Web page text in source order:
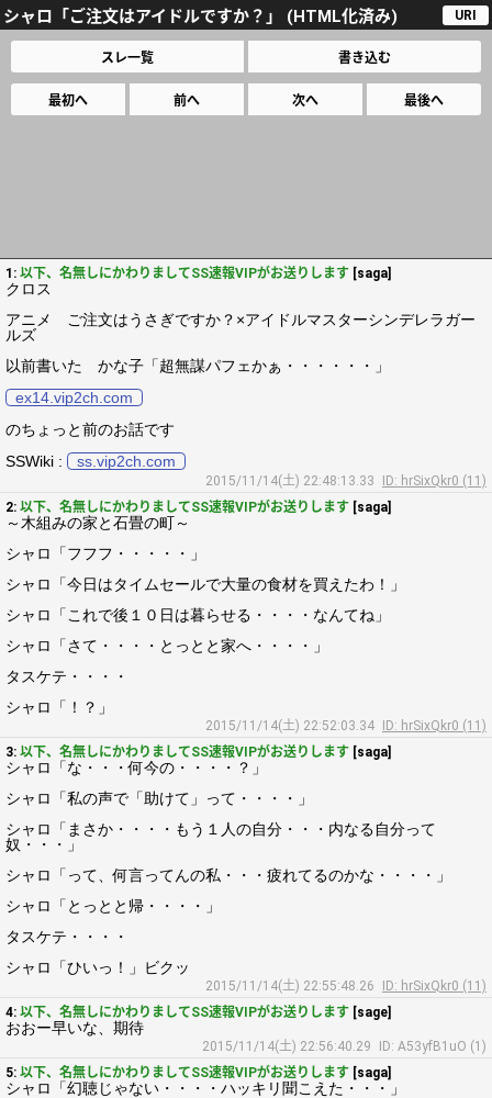
シャロ「ご注文はアイドルですか？」 (HTML化済み) URI
スレ一覧 書き込む
最初へ 前へ 次へ 最後へ
1: 以下、名無しにかわりましてSS速報VIPがお送りします [saga]
クロス
アニメ ご注文はうさぎですか？×アイドルマスターシンデレラガー
ルズ
以前書いた かな子「超無謀パフェかぁ・・・・・・」
ex14.vip2ch.com
のちょっと前のお話です
SSWiki :
ss.vip2ch.com
2015/11/14(土) 22:48:13.33
ID: hrSixQkr0 (11)
2: 以下、名無しにかわりましてSS速報VIPがお送りします [saga]
～木組みの家と石畳の町～
シャロ「フフフ・・・・・」
シャロ「今日はタイムセールで大量の食材を買えたわ！」
シャロ「これで後１０日は暮らせる・・・・なんてね」
シャロ「さて・・・・とっとと家へ・・・・」
タスケテ・・・・
シャロ「！？」
2015/11/14(土) 22:52:03.34
ID: hrSixQkr0 (11)
3: 以下、名無しにかわりましてSS速報VIPがお送りします [saga]
シャロ「な・・・何今の・・・・？」
シャロ「私の声で「助けて」って・・・・」
シャロ「まさか・・・・もう１人の自分・・・内なる自分って
奴・・・」
シャロ「って、何言ってんの私・・・疲れてるのかな・・・・」
シャロ「とっとと帰・・・・」
タスケテ・・・・
シャロ「ひいっ！」ビクッ
2015/11/14(土) 22:55:48.26
ID: hrSixQkr0 (11)
4: 以下、名無しにかわりましてSS速報VIPがお送りします [sage]
おおー早いな、期待
2015/11/14(土) 22:56:40.29
ID: A53yfB1uO (1)
5: 以下、名無しにかわりましてSS速報VIPがお送りします [saga]
シャロ「幻聴じゃない・・・・ハッキリ聞こえた・・・」